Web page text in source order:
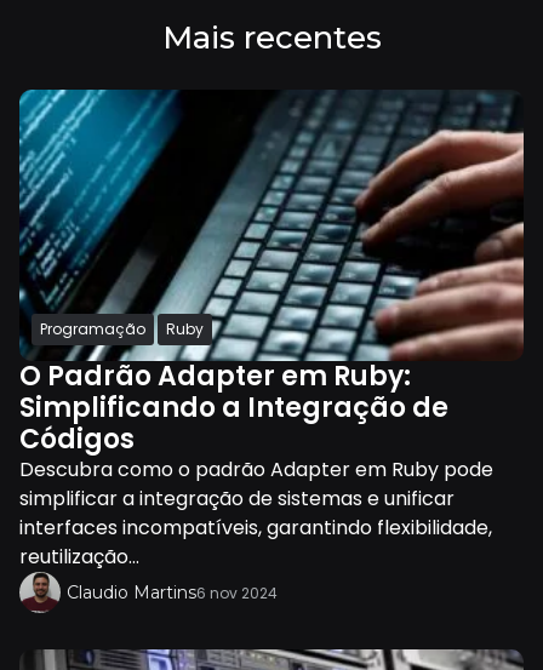
Mais recentes
Programação Ruby
O Padrão Adapter em Ruby:
Simplificando a Integração de
Códigos
Descubra como o padrão Adapter em Ruby pode
simplificar a integração de sistemas e unificar
interfaces incompatíveis, garantindo flexibilidade,
reutilização...
Claudio Martins6 nov 2024